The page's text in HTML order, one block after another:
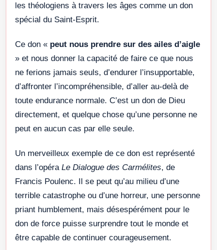
les théologiens à travers les âges comme un don
spécial du Saint-Esprit.
Ce don « peut nous prendre sur des ailes d’aigle
» et nous donner la capacité de faire ce que nous
ne ferions jamais seuls, d’endurer l’insupportable,
d’affronter l’incompréhensible, d’aller au-delà de
toute endurance normale. C’est un don de Dieu
directement, et quelque chose qu’une personne ne
peut en aucun cas par elle seule.
Un merveilleux exemple de ce don est représenté
dans l’opéra Le Dialogue des Carmélites, de
Francis Poulenc. Il se peut qu’au milieu d’une
terrible catastrophe ou d’une horreur, une personne
priant humblement, mais désespérément pour le
don de force puisse surprendre tout le monde et
être capable de continuer courageusement.